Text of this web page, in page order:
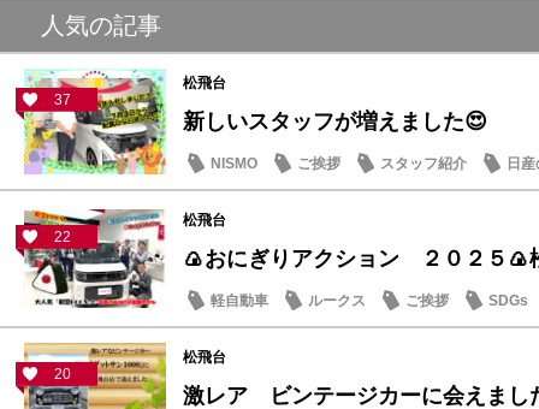
人気の記事
37
松飛台
新しいスタッフが増えました😍
NISMO ご挨拶 スタッフ紹介 日
22
松飛台
🍙おにぎりアクション ２０２５🍙
軽自動車 ルークス ご挨拶 SDGs
20
松飛台
激レア ビンテージカーに会えまし